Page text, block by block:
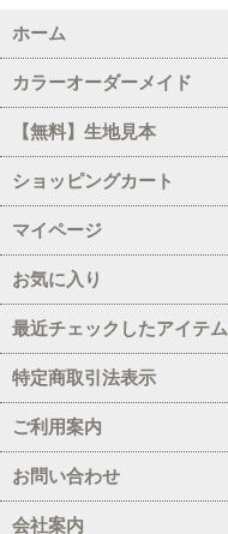
ホーム
カラーオーダーメイド
【無料】生地見本
ショッピングカート
マイページ
お気に入り
最近チェックしたアイテム
特定商取引法表示
ご利用案内
お問い合わせ
会社案内